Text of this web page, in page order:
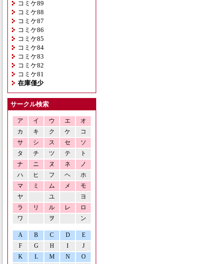
コミケ89
コミケ88
コミケ87
コミケ86
コミケ85
コミケ84
コミケ83
コミケ82
コミケ81
在庫僅少
サークル検索
ア イ ウ エ
オ
カ
キ ク ケ
コ
サ
シ ス セ
ソ
タ
チ ツ テ
ト
ナ
ニ ヌ ネ
ノ
ハ
ヒ フ ヘ
ホ
マ
ミ ム メ
モ
ヤ
ユ
ヨ
ラ
リ ル レ
ロ
ワ
ヲ ン
A B C D
E
F
G H I
J
K
L M N O